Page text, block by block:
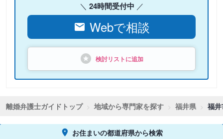
24時間受付中
Webで相談
検討リストに追加
離婚弁護士ガイドトップ 地域から専門家を探す 福井県 福
お住まいの都道府県から検索